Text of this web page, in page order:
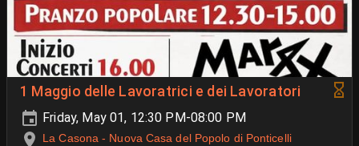
1 Maggio delle Lavoratrici e dei Lavoratori
Friday, May 01, 12:30 PM-08:00 PM
La Casona - Nuova Casa del Popolo di Ponticelli